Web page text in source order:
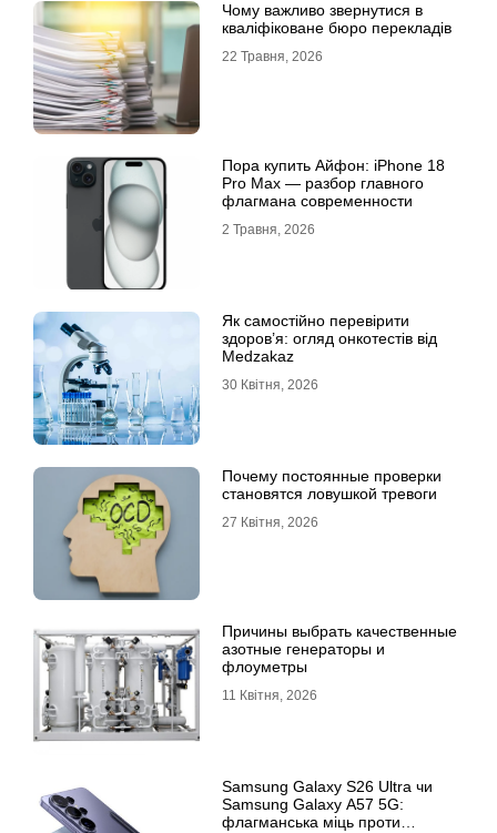
Чому важливо звернутися в
кваліфіковане бюро перекладів
22 Травня, 2026
Пора купить Айфон: iPhone 18
Pro Max — разбор главного
флагмана современности
2 Травня, 2026
Як самостійно перевірити
здоров’я: огляд онкотестів від
Medzakaz
30 Квітня, 2026
Почему постоянные проверки
становятся ловушкой тревоги
27 Квітня, 2026
Причины выбрать качественные
азотные генераторы и
флоуметры
11 Квітня, 2026
Samsung Galaxy S26 Ultra чи
Samsung Galaxy A57 5G:
флагманська міць проти